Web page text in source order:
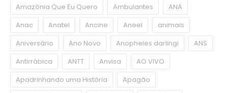
Amazônia Que Eu Quero
Ambulantes
ANA
Anac
Anatel Ancine Aneel
animais
Aniversário
Ano Novo Anopheles darlingi
ANS
Antirrábica
ANTT Anvisa
AO VIVO
Apadrinhando uma História
Apagão